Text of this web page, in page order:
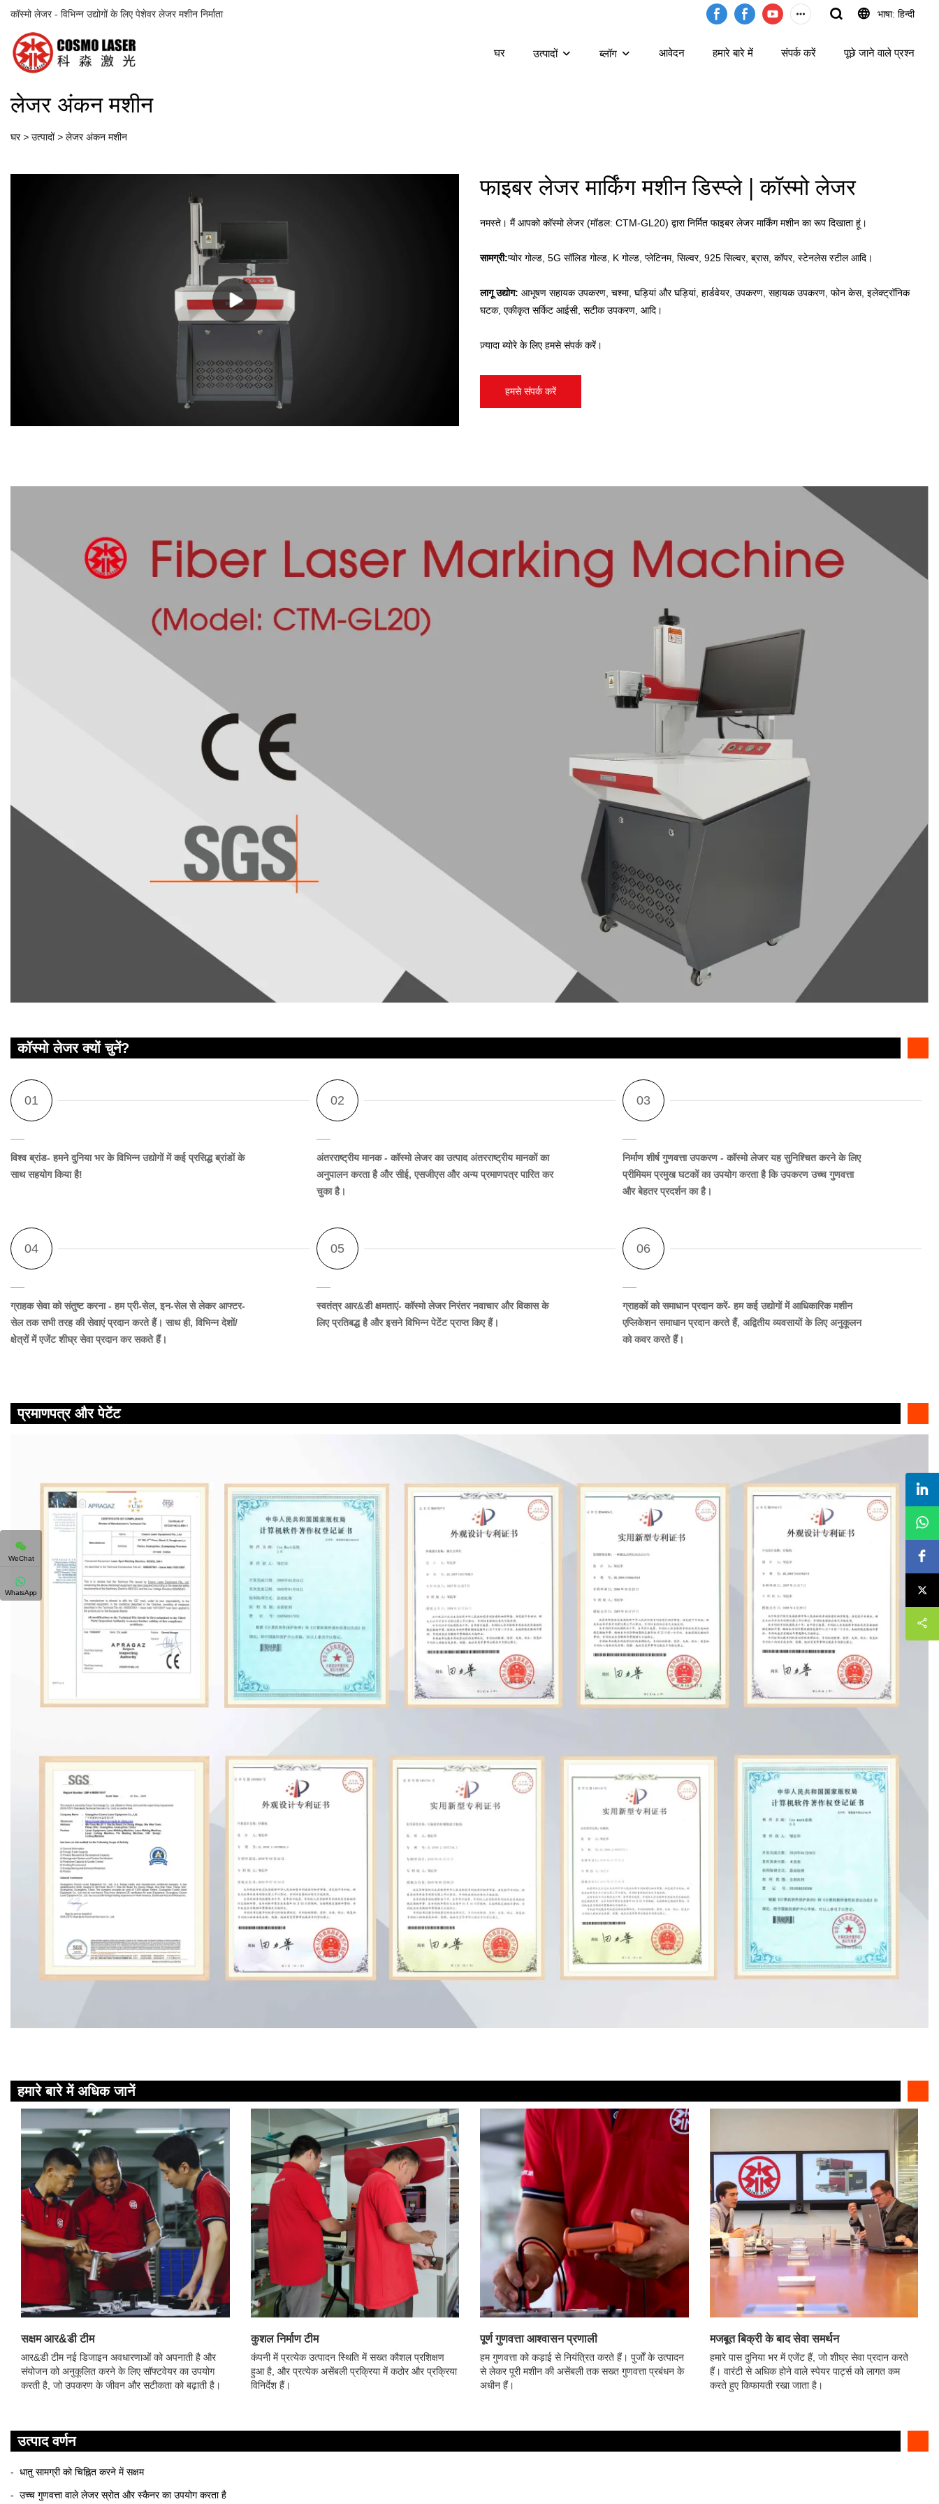
कॉस्मो लेजर - विभिन्न उद्योगों के लिए पेशेवर लेजर मशीन निर्माता भाषा: हिन्दी
घर उत्पादों ब्लॉग आवेदन हमारे बारे में संपर्क करें पूछे जाने वाले प्रश्न
लेजर अंकन मशीन
घर > उत्पादों > लेजर अंकन मशीन
फाइबर लेजर मार्किंग मशीन डिस्प्ले | कॉस्मो लेजर
नमस्ते। मैं आपको कॉस्मो लेजर (मॉडल: CTM-GL20) द्वारा निर्मित फाइबर लेजर मार्किंग मशीन का रूप दिखाता हूं।
सामग्री:प्योर गोल्ड, 5G सॉलिड गोल्ड, K गोल्ड, प्लेटिनम, सिल्वर, 925 सिल्वर, ब्रास, कॉपर, स्टेनलेस स्टील आदि।
लागू उद्योग: आभूषण सहायक उपकरण, चश्मा, घड़ियां और घड़ियां, हार्डवेयर, उपकरण, सहायक उपकरण, फोन केस, इलेक्ट्रॉनिक
घटक, एकीकृत सर्किट आईसी, सटीक उपकरण, आदि।
ज़्यादा ब्योरे के लिए हमसे संपर्क करें।
हमसे संपर्क करें
कॉस्मो लेजर क्यों चुनें?
विश्व ब्रांड- हमने दुनिया भर के विभिन्न उद्योगों में कई प्रसिद्ध ब्रांडों के
साथ सहयोग किया है!
अंतरराष्ट्रीय मानक- कॉस्मो लेजर का उत्पाद अंतरराष्ट्रीय मानकों का
अनुपालन करता है और सीई, एसजीएस और अन्य प्रमाणपत्र पारित कर
चुका है।
निर्माण शीर्ष गुणवत्ता उपकरण - कॉस्मो लेजर यह सुनिश्चित करने के लिए
प्रीमियम प्रमुख घटकों का उपयोग करता है कि उपकरण उच्च गुणवत्ता
और बेहतर प्रदर्शन का है।
ग्राहक सेवा को संतुष्ट करना- हम प्री-सेल, इन-सेल से लेकर आफ्टर-
सेल तक सभी तरह की सेवाएं प्रदान करते हैं। साथ ही, विभिन्न देशों/
क्षेत्रों में एजेंट शीघ्र सेवा प्रदान कर सकते हैं।
स्वतंत्र आर&डी क्षमताएं- कॉस्मो लेजर निरंतर नवाचार और विकास के
लिए प्रतिबद्ध है और इसने विभिन्न पेटेंट प्राप्त किए हैं।
ग्राहकों को समाधान प्रदान करें- हम कई उद्योगों में आधिकारिक मशीन
एप्लिकेशन समाधान प्रदान करते हैं, अद्वितीय व्यवसायों के लिए अनुकूलन
को कवर करते हैं।
प्रमाणपत्र और पेटेंट
हमारे बारे में अधिक जानें
सक्षम आर&डी टीम
आर&डी टीम नई डिजाइन अवधारणाओं को अपनाती है और
संयोजन को अनुकूलित करने के लिए सॉफ्टवेयर का उपयोग
करती है, जो उपकरण के जीवन और सटीकता को बढ़ाती है।
कुशल निर्माण टीम
कंपनी में प्रत्येक उत्पादन स्थिति में सख्त कौशल प्रशिक्षण
हुआ है, और प्रत्येक असेंबली प्रक्रिया में कठोर और प्रक्रिया
विनिर्देश हैं।
पूर्ण गुणवत्ता आश्वासन प्रणाली
हम गुणवत्ता को कड़ाई से नियंत्रित करते हैं। पुर्जों के उत्पादन
से लेकर पूरी मशीन की असेंबली तक सख्त गुणवत्ता प्रबंधन के
अधीन हैं।
मजबूत बिक्री के बाद सेवा समर्थन
हमारे पास दुनिया भर में एजेंट हैं, जो शीघ्र सेवा प्रदान करते
हैं। वारंटी से अधिक होने वाले स्पेयर पार्ट्स को लागत कम
करते हुए किफायती रखा जाता है।
उत्पाद वर्णन
- धातु सामग्री को चिह्नित करने में सक्षम
- उच्च गुणवत्ता वाले लेजर स्रोत और स्कैनर का उपयोग करता है
WeChat
WhatsApp